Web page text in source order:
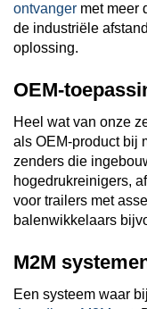
ontvanger met meer
de industriële
oplossing.
OEM-
Heel wat van onze
als OEM-product bij
zenders die
hogedrukreinigers,
voor trailers met
balenwikkelaars
M2M
Een systeem waar